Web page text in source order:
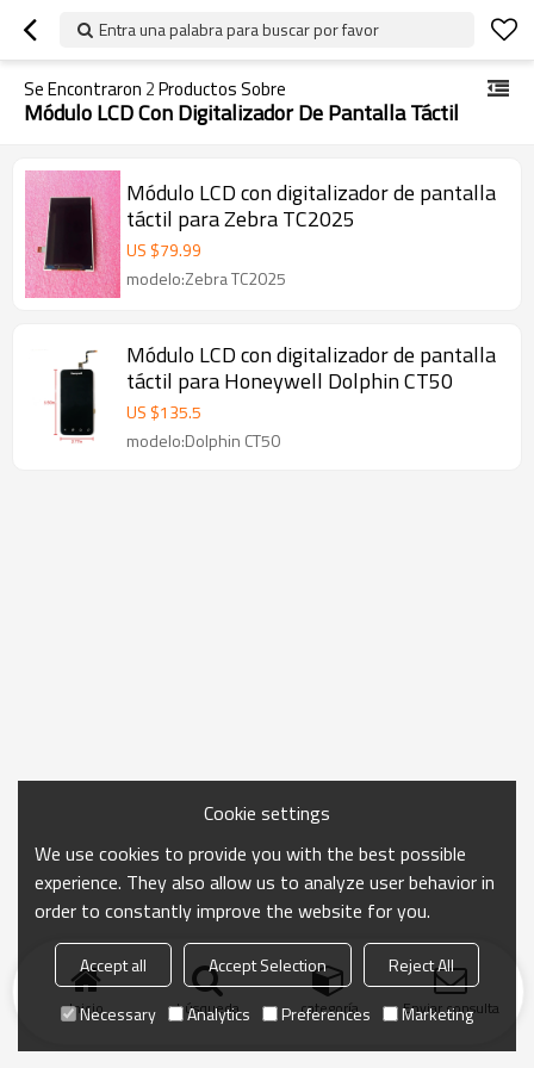
Entra una palabra para buscar por favor
Se Encontraron 2Productos Sobre
Módulo LCD Con Digitalizador De Pantalla Táctil
Módulo LCD con digitalizador de pantalla
táctil para Zebra TC2025
US $79.99
modelo:Zebra TC2025
Módulo LCD con digitalizador de pantalla
táctil para Honeywell Dolphin CT50
US $135.5
modelo:Dolphin CT50
Inicio búsqueda categoría Enviar consulta
Cookie settings
We use cookies to provide you with the best possible
experience. They also allow us to analyze user behavior in
order to constantly improve the website for you.
Accept all Accept Selection
Reject All
Necessary
Analytics Preferences Marketing